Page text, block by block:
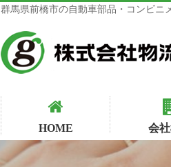
群馬県前橋市の自動車部品・コンビニ
HOME 会